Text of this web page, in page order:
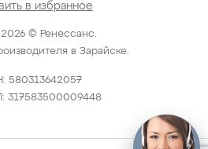
© Ренессанс.
в Зарайске.
580313642057
317583500009448
в избранное